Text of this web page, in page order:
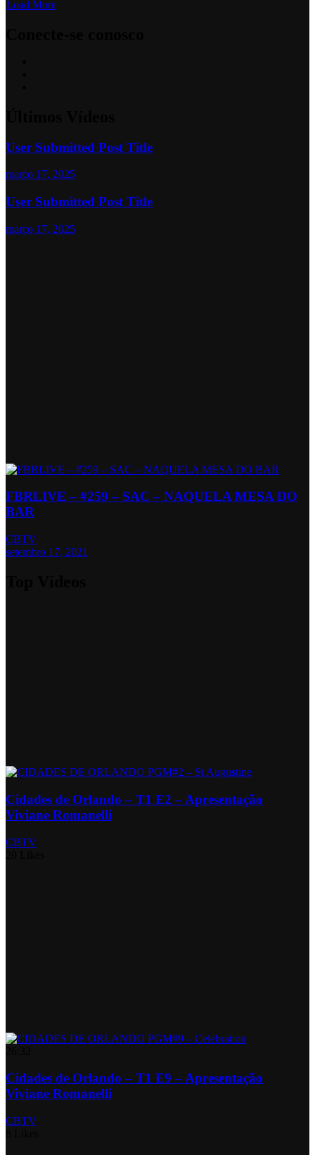
Load More
User Submitted Post Title
março 17, 2025
User Submitted Post Title
março 17, 2025
FBRLIVE – #259 – SAC – NAQUELA MESA DO
BAR
CBTV
setembro 17, 2021
Cidades de Orlando – T1 E2 – Apresentação
Viviane Romanelli
CBTV
Cidades de Orlando – T1 E9 – Apresentação
Viviane Romanelli
CBTV